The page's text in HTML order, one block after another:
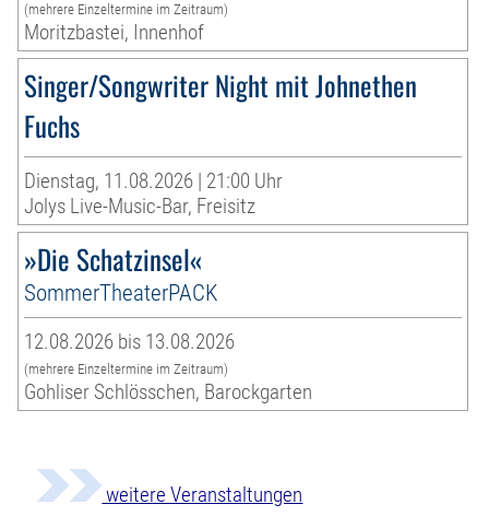
(mehrere Einzeltermine im Zeitraum)
Moritzbastei, Innenhof
Singer/Songwriter Night mit Johnethen
Fuchs
Dienstag, 11.08.2026 | 21:00 Uhr
Jolys Live-Music-Bar, Freisitz
»Die Schatzinsel«
SommerTheaterPACK
12.08.2026 bis 13.08.2026
(mehrere Einzeltermine im Zeitraum)
Gohliser Schlösschen, Barockgarten
weitere Veranstaltungen